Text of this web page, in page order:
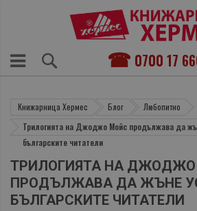
0700 17
Книжарница Хермес Блог
Любопитно
Трилогията на Джоджо Мойс продължава да
българските читатели
ТРИЛОГИЯТА НА
ПРОДЪЛЖАВА ДА ЖЪНЕ
БЪЛГАРСКИТЕ ЧИТАТЕЛИ